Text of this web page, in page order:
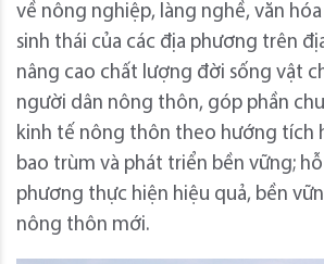
về nông nghiệp, làng nghề, văn
sinh thái của các địa phương trên
nâng cao chất lượng đời sống vật
người dân nông thôn, góp phần
kinh tế nông thôn theo hướng tích
bao trùm và phát triển bền vững;
phương thực hiện hiệu quả, bền
nông thôn mới.